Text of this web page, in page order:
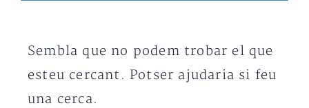
Sembla que no podem trobar el que
esteu cercant. Potser ajudaria si feu
una cerca.